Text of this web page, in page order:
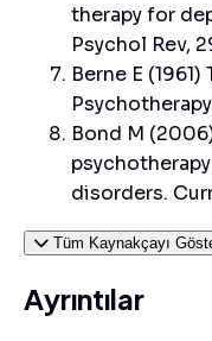
therapy for
Psychol Rev,
Berne E
Bond M
disorders.
Tüm Kaynakçayı
Ayrıntılar